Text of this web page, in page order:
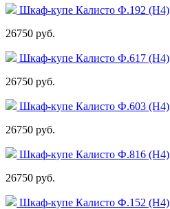
Шкаф-купе Калисто Ф.192 (Н4)
26750 руб.
Шкаф-купе Калисто Ф.617 (Н4)
26750 руб.
Шкаф-купе Калисто Ф.603 (Н4)
26750 руб.
Шкаф-купе Калисто Ф.816 (Н4)
26750 руб.
Шкаф-купе Калисто Ф.152 (Н4)